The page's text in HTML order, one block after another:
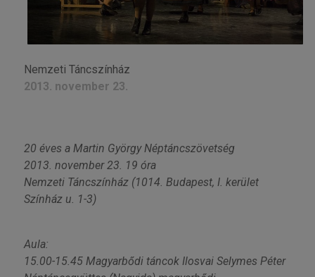
Nemzeti Táncszínház
2013. november 23.
20 éves a Martin György Néptáncszövetség
2013. november 23. 19 óra
Nemzeti Táncszínház (1014. Budapest, I. kerület
Színház u. 1-3)
Aula:
15.00-15.45 Magyarbődi táncok Ilosvai Selymes Péter